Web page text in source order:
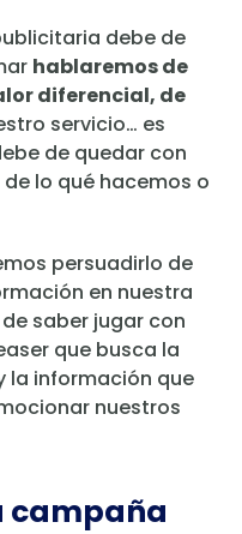
debe de
hablaremos de
diferencial, de
servicio… es
de quedar con
lo qué hacemos o
persuadirlo de
en nuestra
saber jugar con
que busca la
la información que
nuestros
campaña